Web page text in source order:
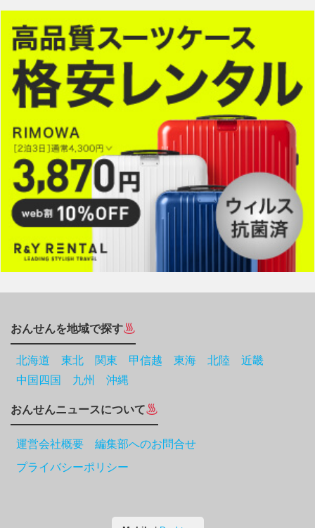
おんせんを地域で探す
北海道 東北 関東 甲信越 東海 北陸
近畿
中国四国
九州 沖縄
おんせんニュースについて
運営会社概要 編集部へのお問合せ
プライバシーポリシー